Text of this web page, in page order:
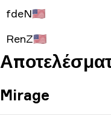
fdeN🇺🇸
RenZ🇺🇸
Mirage